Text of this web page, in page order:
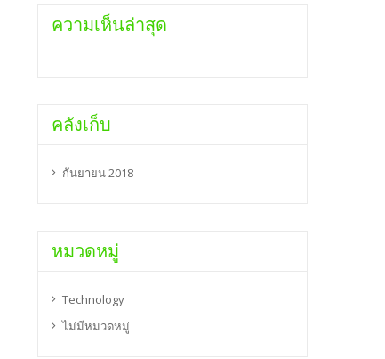
ความเห็นล่าสุด
คลังเก็บ
กันยายน 2018
หมวดหมู่
Technology
ไม่มีหมวดหมู่